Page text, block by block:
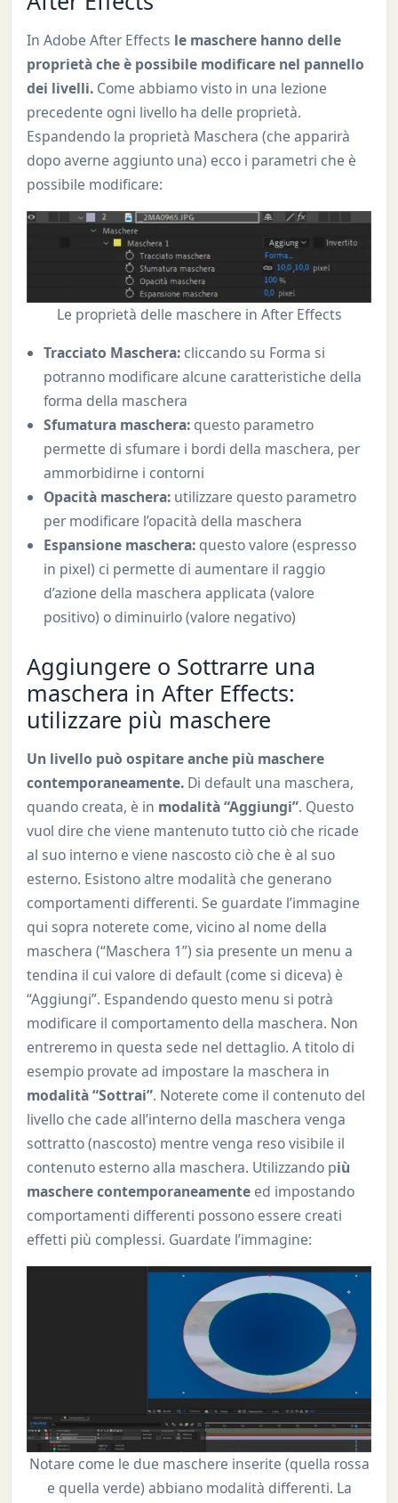
In Adobe After Effects le maschere hanno delle
proprietà che è possibile modificare nel pannello
dei livelli.Come abbiamo visto in una lezione
precedente ogni livello ha delle proprietà.
Espandendo la proprietà Maschera (che apparirà
dopo averne aggiunto una) ecco i parametri che è
possibile modificare:
Le proprietà delle maschere in After Effects
Tracciato Maschera:cliccando su Forma si
potranno modificare alcune caratteristiche della
forma della maschera
Sfumatura maschera:questo parametro
permette di sfumare i bordi della maschera, per
ammorbidirne i contorni
Opacità maschera:utilizzare questo parametro
per modificare l’opacità della maschera
Espansione maschera:questo valore (espresso
in pixel) ci permette di aumentare il raggio
d’azione della maschera applicata (valore
positivo) o diminuirlo (valore negativo)
Aggiungere o Sottrarre una
maschera in After Effects:
utilizzare più maschere
Un livello può ospitare anche più maschere
contemporaneamente.Di default una maschera,
quando creata, è in modalità “Aggiungi”. Questo
vuol dire che viene mantenuto tutto ciò che ricade
al suo interno e viene nascosto ciò che è al suo
esterno. Esistono altre modalità che generano
comportamenti differenti. Se guardate l’immagine
qui sopra noterete come, vicino al nome della
maschera (“Maschera 1”) sia presente un menu a
tendina il cui valore di default (come si diceva) è
“Aggiungi”. Espandendo questo menu si potrà
modificare il comportamento della maschera. Non
entreremo in questa sede nel dettaglio. A titolo di
esempio provate ad impostare la maschera in
modalità “Sottrai”. Noterete come il contenuto del
livello che cade all’interno della maschera venga
sottratto (nascosto) mentre venga reso visibile il
contenuto esterno alla maschera. Utilizzando più
maschere contemporaneamenteed impostando
comportamenti differenti possono essere creati
effetti più complessi. Guardate l’immagine:
Notare come le due maschere inserite (quella rossa
e quella verde) abbiano modalità differenti. La